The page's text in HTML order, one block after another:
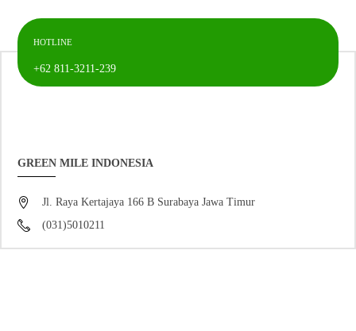
HOTLINE
+62 811-3211-239
GREEN MILE INDONESIA
Jl. Raya Kertajaya 166 B Surabaya Jawa Timur
(031)5010211